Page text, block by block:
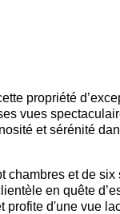
propriété
vues
et sérénité
et de six
en quête
profite d'une vue